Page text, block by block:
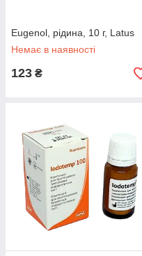
Eugenol, рідина, 10 г, Latus
Немає в наявності
123 ₴